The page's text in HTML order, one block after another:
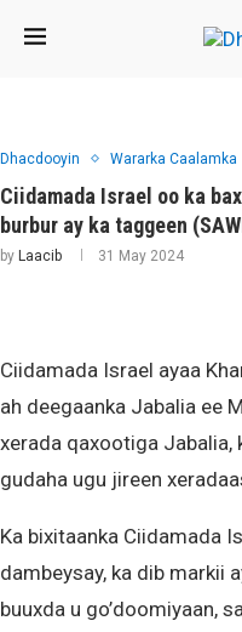
Dhacdooyin Wararka Caalamka
Ciidamada Israel oo ka
burbur ay ka taggeen
by Laacib 31 May 2024
Ciidamada Israel ayaa
ah deegaanka Jabalia ee
xerada qaxootiga Jabalia,
gudaha ugu jireen
Ka bixitaanka Ciidamada
dambeysay, ka dib markii
buuxda u go’doomiyaan,